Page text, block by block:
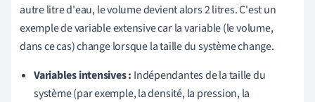
autre litre d'eau, le volume devient alors 2 litres. C'est un
exemple de variable extensive car la variable (le volume,
dans ce cas) change lorsque la taille du système change.
Variables intensives : Indépendantes de la taille du
système (par exemple, la densité, la pression, la